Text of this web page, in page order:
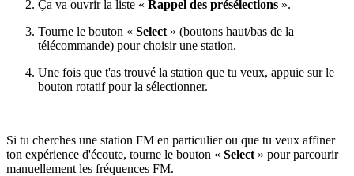
Ça va ouvrir la liste « Rappel des présélections ».
Tourne le bouton « Select » (boutons haut/bas de la
télécommande) pour choisir une station.
Une fois que t'as trouvé la station que tu veux, appuie sur le
bouton rotatif pour la sélectionner.
Si tu cherches une station FM en particulier ou que tu veux affiner
ton expérience d'écoute, tourne le bouton « Select » pour parcourir
manuellement les fréquences FM.